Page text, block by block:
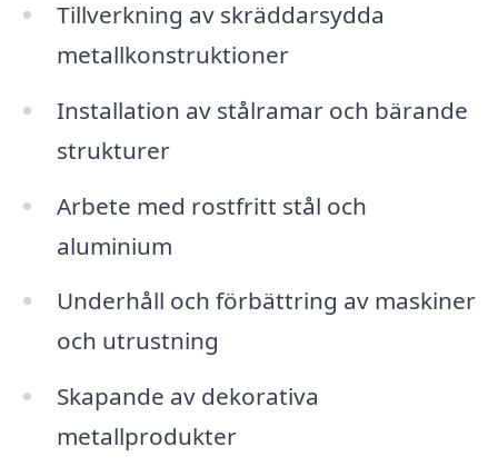
Tillverkning av skräddarsydda
metallkonstruktioner
Installation av stålramar och bärande
strukturer
Arbete med rostfritt stål och
aluminium
Underhåll och förbättring av maskiner
och utrustning
Skapande av dekorativa
metallprodukter